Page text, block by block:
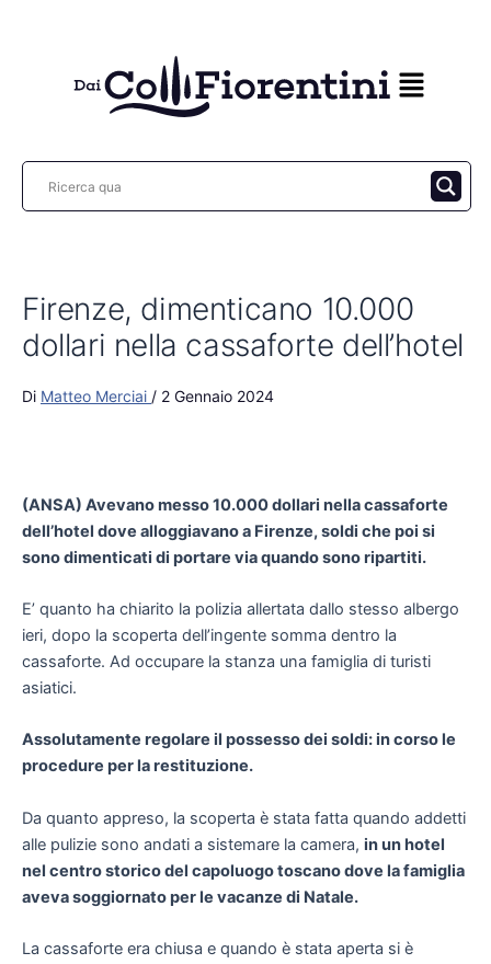
Firenze, dimenticano 10.000
dollari nella cassaforte dell’hotel
Di Matteo Merciai / 2 Gennaio 2024
(ANSA) Avevano messo 10.000 dollari nella cassaforte
dell’hotel dove alloggiavano a Firenze, soldi che poi si
sono dimenticati di portare via quando sono ripartiti.
E’ quanto ha chiarito la polizia allertata dallo stesso albergo
ieri, dopo la scoperta dell’ingente somma dentro la
cassaforte. Ad occupare la stanza una famiglia di turisti
asiatici.
Assolutamente regolare il possesso dei soldi: in corso le
procedure per la restituzione.
Da quanto appreso, la scoperta è stata fatta quando addetti
alle pulizie sono andati a sistemare la camera, in un hotel
nel centro storico del capoluogo toscano dove la famiglia
aveva soggiornato per le vacanze di Natale.
La cassaforte era chiusa e quando è stata aperta si è